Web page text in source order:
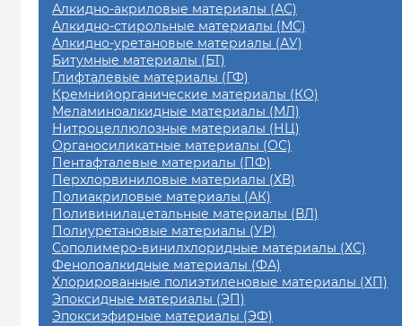
Алкидно-акриловые материалы (АС)
Алкидно-стирольные материалы (МС)
Алкидно-уретановые материалы (АУ)
Битумные материалы (БТ)
Глифталевые материалы (ГФ)
Кремнийорганические материалы (КО)
Меламиноалкидные материалы (МЛ)
Нитроцеллюлозные материалы (НЦ)
Органосиликатные материалы (ОС)
Пентафталевые материалы (ПФ)
Перхлорвиниловые материалы (ХВ)
Полиакриловые материалы (АК)
Поливинилацетальные материалы (ВЛ)
Полиуретановые материалы (УР)
Сополимеро-винилхлоридные материалы (ХС)
Фенолоалкидные материалы (ФА)
Хлорированные полиэтиленовые материалы (ХП)
Эпоксидные материалы (ЭП)
Эпоксиэфирные материалы (ЭФ)